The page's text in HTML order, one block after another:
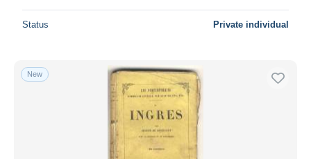
Status Private individual
New